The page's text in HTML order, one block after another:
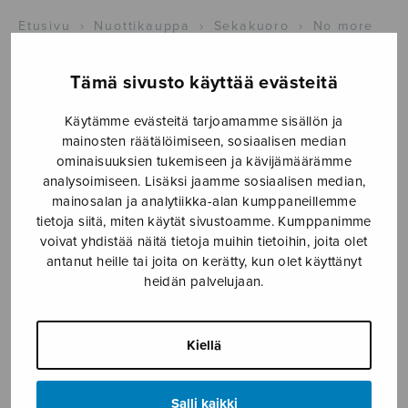
Tämä sivusto käyttää evästeitä
Käytämme evästeitä tarjoamamme sisällön ja
mainosten räätälöimiseen, sosiaalisen median
ominaisuuksien tukemiseen ja kävijämäärämme
analysoimiseen. Lisäksi jaamme sosiaalisen median,
mainosalan ja analytiikka-alan kumppaneillemme
tietoja siitä, miten käytät sivustoamme. Kumppanimme
voivat yhdistää näitä tietoja muihin tietoihin, joita olet
antanut heille tai joita on kerätty, kun olet käyttänyt
heidän palvelujaan.
Kiellä
Salli kaikki
Etusivu › Nuottikauppa › Sekakuoro ›
No more
No more
Shakespeare
Songs?
Mäntyjärvi Jaakko